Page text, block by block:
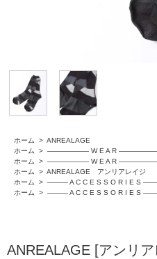
ホーム > ANREALAGE
ホーム
> ―――――― W E A R
ホーム
> ―――――― W E A R
ホーム
> ANREALAGE アンリアレイジ
ホーム
> ――― A C C E S S O R I E S
ホーム
> ――― A C C E S S O R I E S
ANREALAGE [アンリ